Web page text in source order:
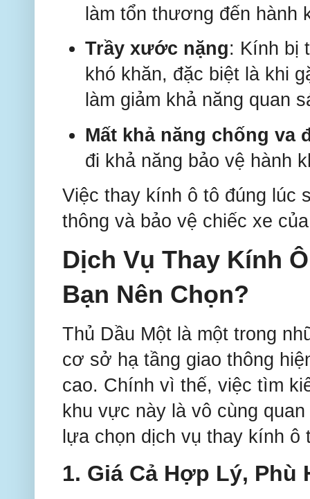
làm tổn thương đến hành
Trầy xước nặng: Kính bị
khó khăn, đặc biệt là khi
làm giảm khả năng quan
Mất khả năng chống va
đi khả năng bảo vệ hành
Việc thay kính ô tô đúng lúc
thông và bảo vệ chiếc xe
Dịch Vụ Thay Kính
Bạn Nên Chọn?
Thủ Dầu Một là một trong
cơ sở hạ tầng giao thông
cao. Chính vì thế, việc tìm
khu vực này là vô cùng
lựa chọn dịch vụ thay kính ô
1. Giá Cả Hợp Lý, Phù